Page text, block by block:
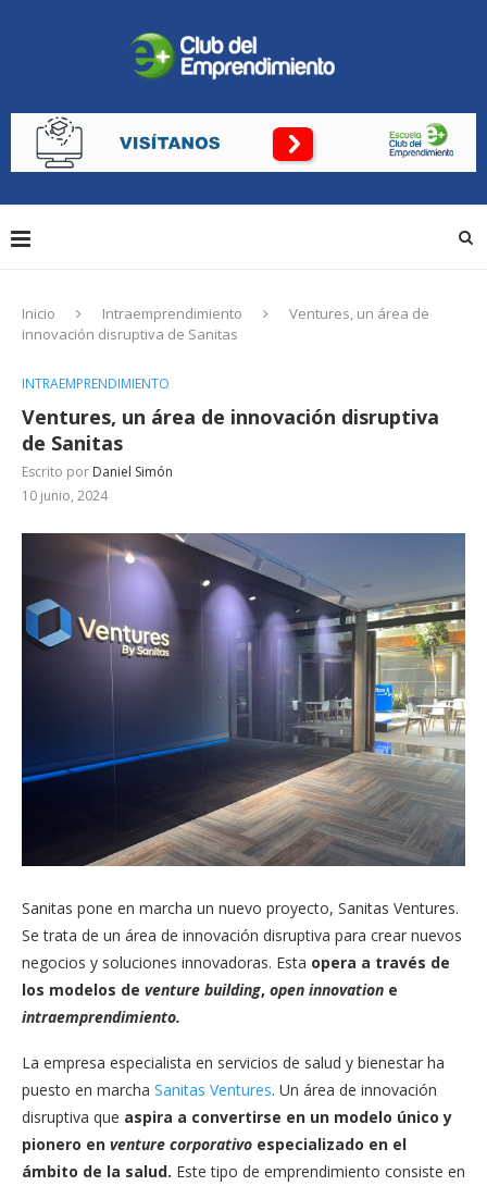
Inicio Intraemprendimiento
Ventures, un área de
innovación disruptiva de Sanitas
INTRAEMPRENDIMIENTO
Ventures, un área de innovación disruptiva
de Sanitas
Escrito por Daniel Simón
10 junio, 2024
Sanitas pone en marcha un nuevo proyecto, Sanitas Ventures.
Se trata de un área de innovación disruptiva para crear nuevos
negocios y soluciones innovadoras. Esta opera a través de
los modelos de venture building, open innovation e
intraemprendimiento.
La empresa especialista en servicios de salud y bienestar ha
puesto en marcha Sanitas Ventures. Un área de innovación
disruptiva que aspira a convertirse en un modelo único y
pionero en venture corporativo especializado en el
ámbito de la salud. Este tipo de emprendimiento consiste en